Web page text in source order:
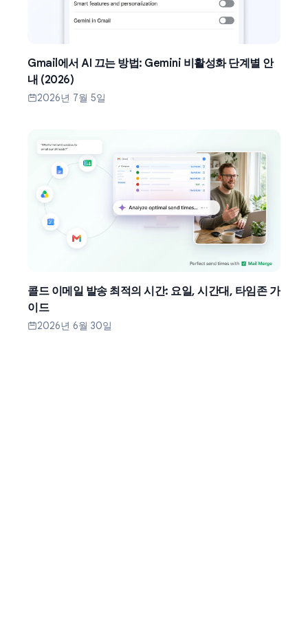
Gmail에서 AI 끄는 방법: Gemini 비활성화 단계별 안
내 (2026)
2026년 7월 5일
콜드 이메일 발송 최적의 시간: 요일, 시간대, 타임존 가
이드
2026년 6월 30일